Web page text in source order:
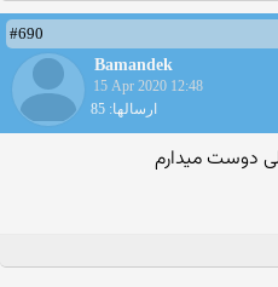
#690
Bamandek
15 Apr 2020 12:48
ارسالها: 85
دوست میدارم